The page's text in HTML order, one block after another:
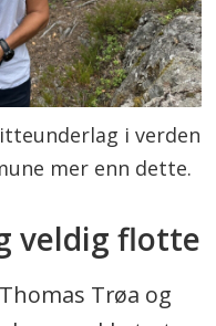
i verden
mer enn dette.
veldig flotte
Trøa og